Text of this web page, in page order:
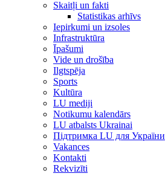
Skaitļi un fakti
Statistikas arhīvs
Iepirkumi un izsoles
Infrastruktūra
Īpašumi
Vide un drošība
Ilgtspēja
Sports
Kultūra
LU mediji
Notikumu kalendārs
LU atbalsts Ukrainai
Підтримка LU для України
Vakances
Kontakti
Rekvizīti